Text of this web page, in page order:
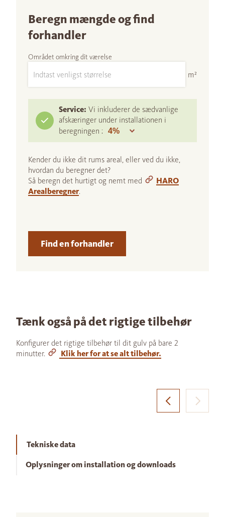
Beregn mængde og find
forhandler
Området omkring dit værelse
m²
Service: Vi inkluderer de sædvanlige
afskæringer under installationen i
beregningen :
Kender du ikke dit rums areal, eller ved du ikke,
hvordan du beregner det?
Så beregn det hurtigt og nemt med
HARO
Arealberegner.
Find en forhandler
Tænk også på det rigtige tilbehør
Konfigurer det rigtige tilbehør til dit gulv på bare 2
minutter.
Klik her for at se alt tilbehør.
Tekniske data
Oplysninger om installation og downloads